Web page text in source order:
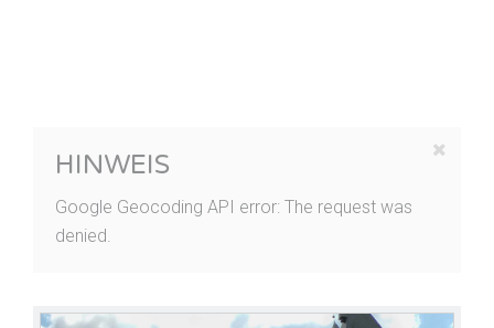
HINWEIS
Google Geocoding API error: The request was
denied.